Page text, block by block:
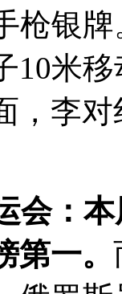
枪银
10米
，李
会：
一。